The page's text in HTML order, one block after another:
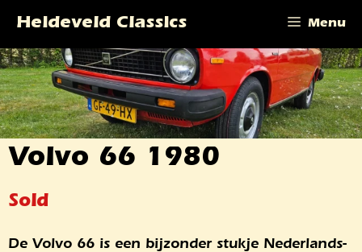
naar
de
inhoud
Heideveld Classics Menu
Volvo 66 1980
Sold
De Volvo 66 is een bijzonder stukje Nederlands-